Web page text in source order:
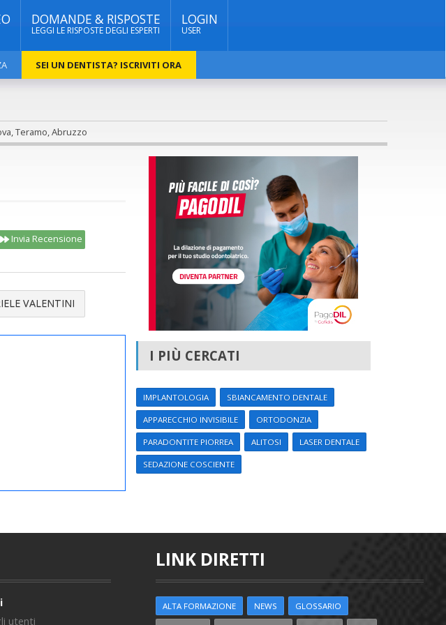
DOMANDE & RISPOSTE
LEGGI LE RISPOSTE DEGLI ESPERTI
LOGIN
USER
SEI UN DENTISTA? ISCRIVITI ORA
Teramo, Abruzzo
Invia Recensione
VALENTINI
I PIÙ CERCATI
IMPLANTOLOGIA SBIANCAMENTO DENTALE
APPARECCHIO INVISIBILE ORTODONZIA
PARADONTITE PIORREA ALITOSI LASER DENTALE
SEDAZIONE COSCIENTE
utenti
LINK DIRETTI
ALTA FORMAZIONE NEWS GLOSSARIO